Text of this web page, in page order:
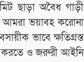
ছাড়া অবৈধ গাড়ী
আমরা ভয়াবহ করোনা
ভাবে ক্ষতিগ্রস্ত
করতে ও জরুরী আইনি